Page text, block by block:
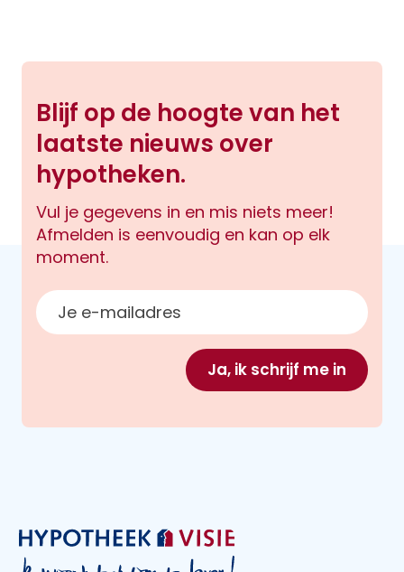
Blijf op de hoogte van het
laatste nieuws over
hypotheken.
Vul je gegevens in en mis niets meer!
Afmelden is eenvoudig en kan op elk
moment.
E-mailadres
Ja, ik schrijf me in